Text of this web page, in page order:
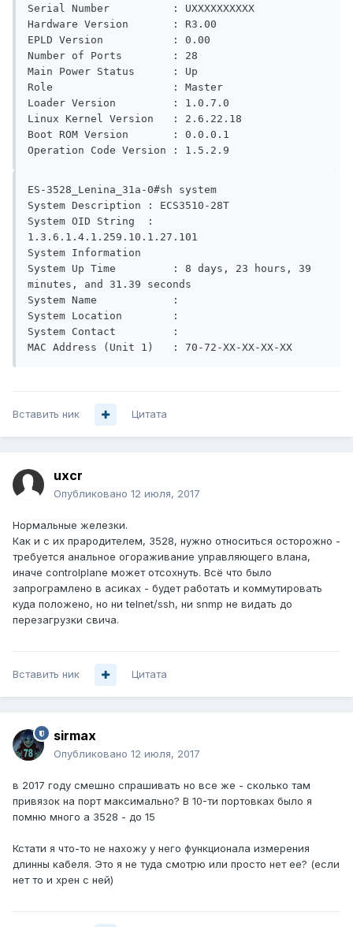
Serial Number          : UXXXXXXXXXX
Hardware Version       : R3.00
EPLD Version           : 0.00
Number of Ports        : 28
Main Power Status      : Up
Role                   : Master
Loader Version         : 1.0.7.0
Linux Kernel Version   : 2.6.22.18
Boot ROM Version       : 0.0.0.1
ES-3528_Lenina_31a-0#sh system
System Description : ECS3510-28T
System OID String  :
1.3.6.1.4.1.259.10.1.27.101
System Information
System Up Time         : 8 days, 23 hours, 39
minutes, and 31.39 seconds
System Name            :
System Location        :
System Contact         :
Вставить ник Цитата
uxcr
Опубликовано 12 июля, 2017
Нормальные железки.
Как и с их прародителем, 3528, нужно относиться осторожно -
требуется анальное огораживание управляющего влана,
иначе controlplane может отсохнуть. Всё что было
запрограмлено в асиках - будет работать и коммутировать
куда положено, но ни telnet/ssh, ни snmp не видать до
перезагрузки свича.
Вставить ник Цитата
sirmax
Опубликовано 12 июля, 2017
в 2017 году смешно спрашивать но все же - сколько там
привязок на порт максимально? В 10-ти портовках было я
помню много а 3528 - до 15
Кстати я что-то не нахожу у него функционала измерения
длинны кабеля. Это я не туда смотрю или просто нет ее? (если
нет то и хрен с ней)